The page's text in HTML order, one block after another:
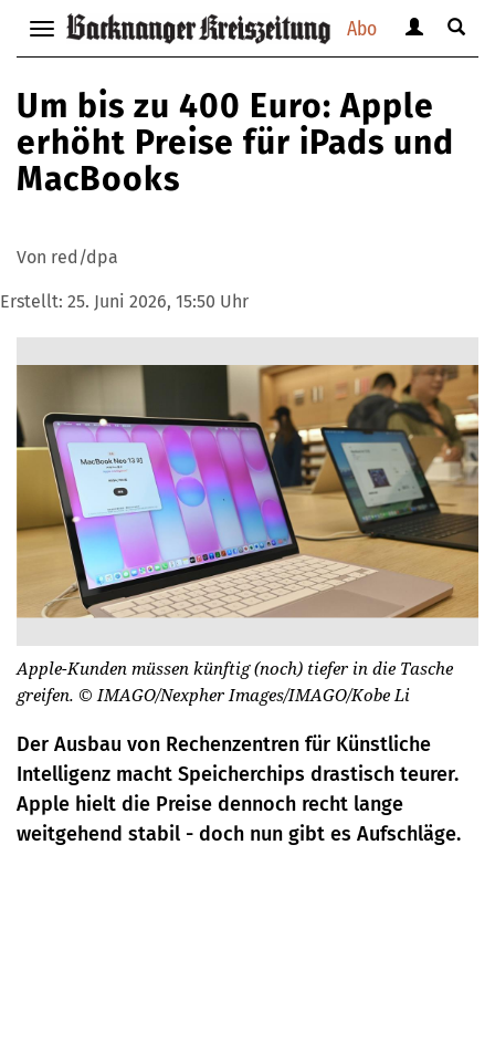
Abo
Navigation
anzeigen
verbergen
anzeigen
verbergen
Suche
Um bis zu 400 Euro: Apple
erhöht Preise für iPads und
MacBooks
Von red/dpa
Erstellt: 25. Juni 2026, 15:50 Uhr
Apple-Kunden müssen künftig (noch) tiefer in die Tasche
greifen. © IMAGO/Nexpher Images/IMAGO/Kobe Li
Der Ausbau von Rechenzentren für Künstliche
Intelligenz macht Speicherchips drastisch teurer.
Apple hielt die Preise dennoch recht lange
weitgehend stabil - doch nun gibt es Aufschläge.